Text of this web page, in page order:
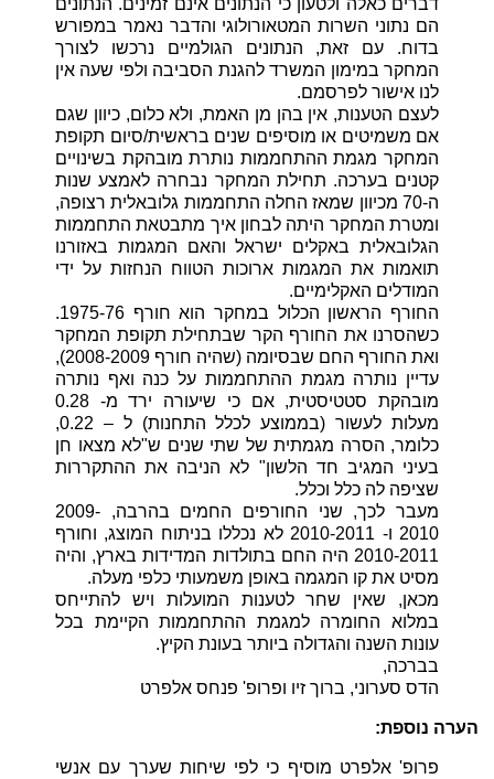
דברים כאלה ולטעון כי הנתונים אינם זמינים. הנתונים
הם נתוני השרות המטאורולוגי והדבר נאמר במפורש
בדוח. עם זאת, הנתונים הגולמיים נרכשו לצורך
המחקר במימון המשרד להגנת הסביבה ולפי שעה אין
לנו אישור לפרסמם.
לעצם הטענות, אין בהן מן האמת, ולא כלום, כיוון שגם
אם משמיטים או מוסיפים שנים בראשית/סיום תקופת
המחקר מגמת ההתחממות נותרת מובהקת בשינויים
קטנים בערכה. תחילת המחקר נבחרה לאמצע שנות
ה-70 מכיוון שמאז החלה התחממות גלובאלית רצופה,
ומטרת המחקר היתה לבחון איך מתבטאת התחממות
הגלובאלית באקלים ישראל והאם המגמות באזורנו
תואמות את המגמות ארוכות הטווח הנחזות על ידי
המודלים האקלימיים.
החורף הראשון הכלול במחקר הוא חורף 1975-76.
כשהסרנו את החורף הקר שבתחילת תקופת המחקר
ואת החורף החם שבסיומה (שהיה חורף 2008-2009),
עדיין נותרה מגמת ההתחממות על כנה ואף נותרה
מובהקת סטטיסטית, אם כי שיעורה ירד מ- 0.28
מעלות לעשור (בממוצע לכלל התחנות) ל – 0.22,
כלומר, הסרה מגמתית של שתי שנים ש"לא מצאו חן
בעיני המגיב חד הלשון" לא הניבה את ההתקררות
שציפה לה כלל וכלל.
מעבר לכך, שני החורפים החמים בהרבה, 2009-
2010 ו- 2010-2011 לא נכללו בניתוח המוצג, וחורף
2010-2011 היה החם בתולדות המדידות בארץ, והיה
מסיט את קו המגמה באופן משמעותי כלפי מעלה.
מכאן, שאין שחר לטענות המועלות ויש להתייחס
במלוא החומרה למגמת ההתחממות הקיימת בכל
עונות השנה והגדולה ביותר בעונת הקיץ.
בברכה,
הדס סערוני, ברוך זיו ופרופ' פנחס אלפרט
הערה נוספת:
פרופ' אלפרט מוסיף כי לפי שיחות שערך עם אנשי